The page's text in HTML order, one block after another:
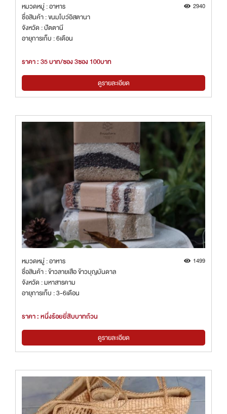
หมวดหมู่ : อาหาร 2940
ชื่อสินค้า : ขนมโบว์อิสตานา
จังหวัด : ปัตตานี
อายุการเก็บ : 6เดือน
ราคา : 35 บาท/ซอง 3ซอง 100บาท
ดูรายละเอียด
หมวดหมู่ : อาหาร 1499
ชื่อสินค้า : ข้าวลายเสือ ข้าวบุญบันดาล
จังหวัด : มหาสารคาม
อายุการเก็บ : 3-6เดือน
ราคา : หนึ่งร้อยยี่สิบบาทถ้วน
ดูรายละเอียด